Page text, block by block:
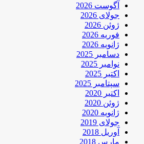
آگوست 2026
جولای 2026
ژوئن 2026
فوریه 2026
ژانویه 2026
دسامبر 2025
نوامبر 2025
اکتبر 2025
سپتامبر 2025
اکتبر 2020
ژوئن 2020
ژانویه 2020
جولای 2019
آوریل 2018
مارس 2018